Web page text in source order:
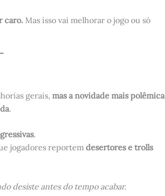
caro. Mas isso vai melhorar o jogo ou só
gerais, mas a novidade mais polêmica
.
.
jogadores reportemdesertores e trolls
desiste antes do tempo acabar.